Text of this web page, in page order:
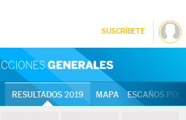
SUSCRÍBETE
RESULTADOS 2019 MAPA ESCAÑOS